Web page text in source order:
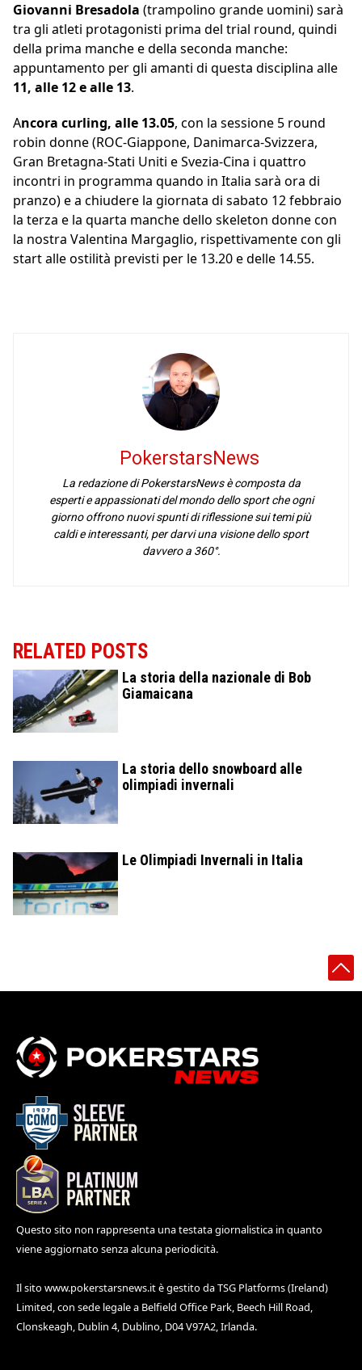
Giovanni Bresadola (trampolino grande uomini) sarà
tra gli atleti protagonisti prima del trial round, quindi
della prima manche e della seconda manche:
appuntamento per gli amanti di questa disciplina alle
11, alle 12 e alle 13.
Ancora curling, alle 13.05, con la sessione 5 round
robin donne (ROC-Giappone, Danimarca-Svizzera,
Gran Bretagna-Stati Uniti e Svezia-Cina i quattro
incontri in programma quando in Italia sarà ora di
pranzo) e a chiudere la giornata di sabato 12 febbraio
la terza e la quarta manche dello skeleton donne con
la nostra Valentina Margaglio, rispettivamente con gli
start alle ostilità previsti per le 13.20 e delle 14.55.
PokerstarsNews
La redazione di PokerstarsNews è composta da
esperti e appassionati del mondo dello sport che ogni
giorno offrono nuovi spunti di riflessione sui temi più
caldi e interessanti, per darvi una visione dello sport
davvero a 360°.
RELATED POSTS
La storia della nazionale di Bob
Giamaicana
La storia dello snowboard alle
olimpiadi invernali
Le Olimpiadi Invernali in Italia
Questo sito non rappresenta una testata giornalistica in quanto
viene aggiornato senza alcuna periodicità.
Il sito www.pokerstarsnews.itè gestito da TSG Platforms (Ireland)
Limited, con sede legale a Belfield Office Park, Beech Hill Road,
Clonskeagh, Dublin 4, Dublino, D04 V97A2, Irlanda.